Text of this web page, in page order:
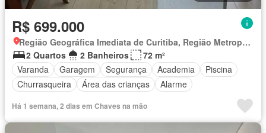
R$ 699.000
Região Geográfica Imediata de Curitiba, Região Metropolitana de Curitiba
2 Quartos
2 Banheiros
72 m²
Varanda
Garagem Segurança Academia
Piscina
Churrasqueira
Área das crianças Alarme
Há 1 semana, 2 dias em Chaves na mão